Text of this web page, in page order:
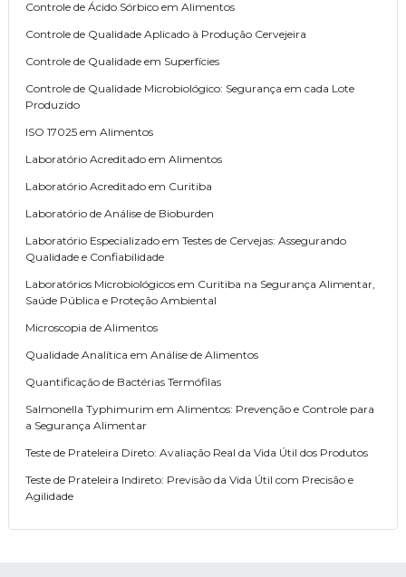
Controle de Ácido Sórbico em Alimentos
Controle de Qualidade Aplicado à Produção Cervejeira
Controle de Qualidade em Superfícies
Controle de Qualidade Microbiológico: Segurança em cada Lote
Produzido
ISO 17025 em Alimentos
Laboratório Acreditado em Alimentos
Laboratório Acreditado em Curitiba
Laboratório de Análise de Bioburden
Laboratório Especializado em Testes de Cervejas: Assegurando
Qualidade e Confiabilidade
Laboratórios Microbiológicos em Curitiba na Segurança Alimentar,
Saúde Pública e Proteção Ambiental
Microscopia de Alimentos
Qualidade Analítica em Análise de Alimentos
Quantificação de Bactérias Termófilas
Salmonella Typhimurim em Alimentos: Prevenção e Controle para
a Segurança Alimentar
Teste de Prateleira Direto: Avaliação Real da Vida Útil dos Produtos
Teste de Prateleira Indireto: Previsão da Vida Útil com Precisão e
Agilidade